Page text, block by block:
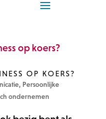
OP KOERS?
, Persoonlijke
ondernemen